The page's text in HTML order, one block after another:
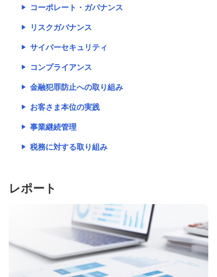
コーポレート・ガバナンス
リスクガバナンス
サイバーセキュリティ
コンプライアンス
金融犯罪防止への取り組み
お客さま本位の実践
事業継続管理
税務に対する取り組み
レポート